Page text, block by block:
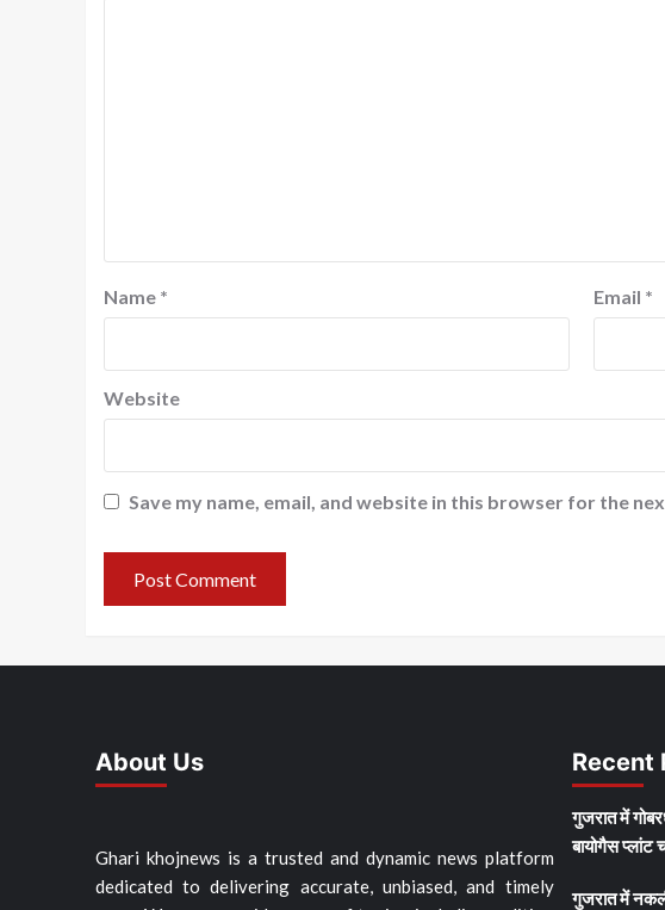
Name * Email *
Website
Save my name, email, and website in this browser for the
About Us
Ghari khojnews is a trusted and dynamic news platform
dedicated to delivering accurate, unbiased, and timely
Recent
गुजरात में
बायोगैस प्लांट
गुजरात में